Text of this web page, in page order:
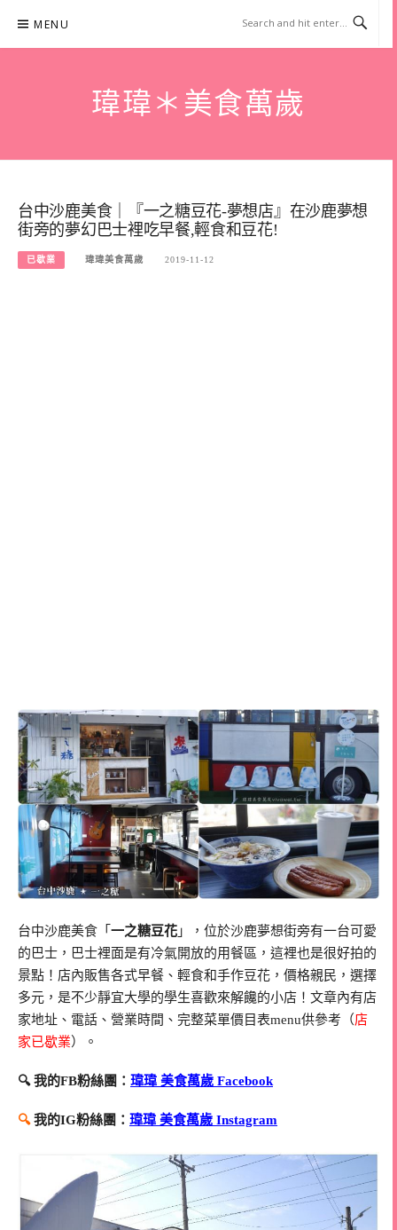
content
MENU
瑋瑋＊美食萬歲
台中沙鹿美食｜『一之糖豆花-夢想店』在沙鹿夢想
街旁的夢幻巴士裡吃早餐,輕食和豆花!
已歇業 瑋瑋美食萬歲 2019-11-12
台中沙鹿美食「 一之糖豆花 」，位於沙鹿夢想街旁有一台可愛
的巴士，巴士裡面是有冷氣開放的用餐區，這裡也是很好拍的
景點！店內販售各式早餐、輕食和手作豆花，價格親民，選擇
多元，是不少靜宜大學的學生喜歡來解饞的小店！文章內有店
家地址、電話、營業時間、完整菜單價目表menu供參考（店
家已歇業）。
🔍 我的FB粉絲團： 瑋瑋 美食萬歲 Facebook
🔍我的IG粉絲團： 瑋瑋 美食萬歲 Instagram